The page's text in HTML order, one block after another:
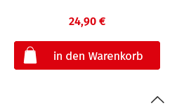
24,90 €